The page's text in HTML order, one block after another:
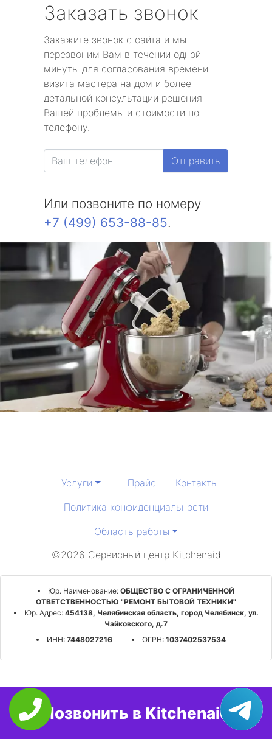
Заказать звонок
Закажите звонок с сайта и мы
перезвоним Вам в течении одной
минуты для согласования времени
визита мастера на дом и более
детальной консультации решения
Вашей проблемы и стоимости по
телефону.
Отправить
Или позвоните по номеру
+7 (499) 653-88-85.
Услуги Прайс
Контакты
Политика конфиденциальности
Область работы
©2026 Сервисный центр Kitchenaid
Юр. Наименование: ОБЩЕСТВО С ОГРАНИЧЕННОЙ
ОТВЕТСТВЕННОСТЬЮ "РЕМОНТ БЫТОВОЙ ТЕХНИКИ"
Юр. Адрес:454138, Челябинская область, город Челябинск, ул.
Чайковского, д.7
ИНН: 7448027216 ОГРН: 1037402537534
Позвонить в Kitchenaid